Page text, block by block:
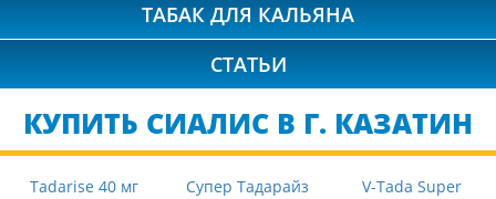
ТАБАК ДЛЯ КАЛЬЯНА
СТАТЬИ
КУПИТЬ СИАЛИС В Г. КАЗАТИН
Tadarise 40 мг Супер Тадарайз
V-Tada Super